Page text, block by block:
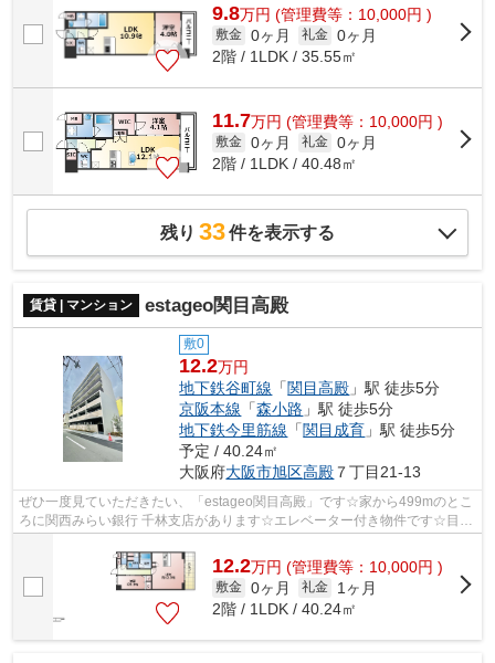
9.8万円 (管理費等：10,000円 )
敷金 0ヶ月 礼金 0ヶ月
2階 / 1LDK / 35.55㎡
11.7万円 (管理費等：10,000円 )
敷金 0ヶ月 礼金 0ヶ月
2階 / 1LDK / 40.48㎡
残り 33件を表示する
賃貸 | マンション estageo関目高殿
敷0
12.2万円
地下鉄谷町線 「関目高殿 」駅 徒歩5分
京阪本線 「森小路 」駅 徒歩5分
地下鉄今里筋線 「関目成育 」駅 徒歩5分
予定 / 40.24㎡
大阪府大阪市旭区高殿 ７丁目21-13
ぜひ一度見ていただきたい、「estageo関目高殿」です☆家から499mのとこ
ろに関西みらい銀行 千林支店があります☆エレベーター付き物件です☆目的
12.2万円 (管理費等：10,000円 )
敷金 0ヶ月 礼金
1ヶ月
2階 / 1LDK / 40.24㎡